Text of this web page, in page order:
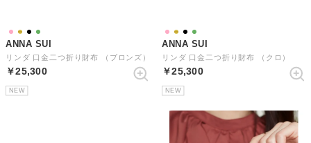
ANNA SUI
リンダ 口金二つ折り財布 （ブロンズ）
￥25,300
NEW
ANNA SUI
リンダ 口金二つ折り財布 （クロ）
￥25,300
NEW